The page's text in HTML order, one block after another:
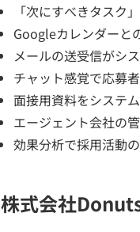
「次にすべきタスク
Googleカレンダーと
メールの送受信がシ
チャット感覚で応募
面接用資料をシステ
エージェント会社の
効果分析で採用活動
株式会社